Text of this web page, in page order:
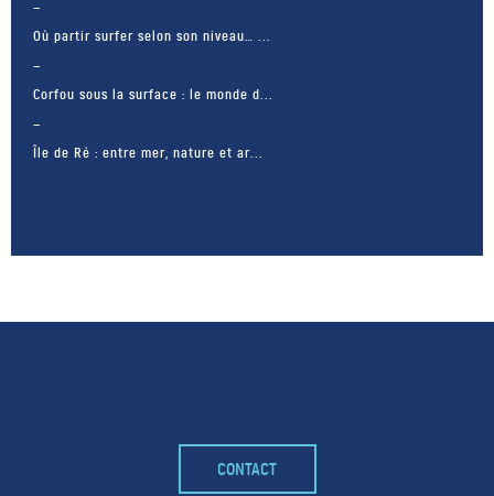
Où partir surfer selon son niveau… ...
Corfou sous la surface : le monde d...
Île de Ré : entre mer, nature et ar...
POUR LIKER
CONTACT